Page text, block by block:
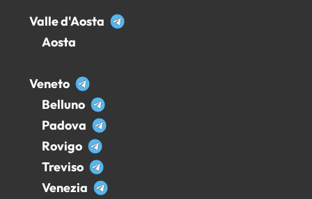
Valle d'Aosta
Aosta
Veneto
Belluno
Padova
Rovigo
Treviso
Venezia